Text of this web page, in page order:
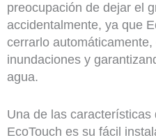
preocupación de dejar el
accidentalmente, ya que
cerrarlo
inundaciones y
agua.
Una de las características
EcoTouch es su fácil